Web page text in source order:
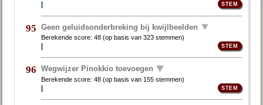
95 Geen geluidsonderbreking bij kwijlbeelden
Berekende score:48 (op basis van323 stemmen)
96 Wegwijzer Pinokkio toevoegen
Berekende score:48 (op basis van 155 stemmen)